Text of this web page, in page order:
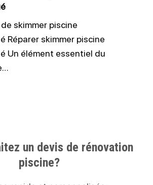
skimmer piscine
Réparer skimmer piscine
Un élément essentiel du
un devis de rénovation
piscine?